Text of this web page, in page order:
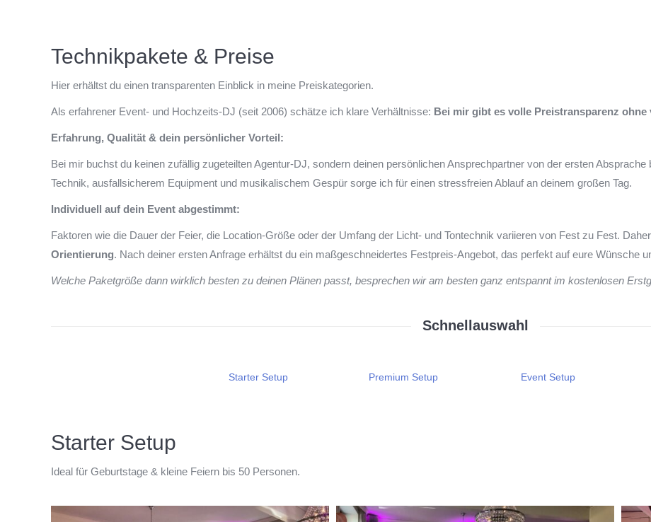
Technikpakete & Preise
Hier erhältst du einen transparenten Einblick in meine Preiskategorien.
Als erfahrener Event- und Hochzeits-DJ (seit 2006) schätze ich klare Verhältnisse: Bei mir gibt es volle Preistransparenz ohne
Erfahrung, Qualität & dein persönlicher Vorteil:
Bei mir buchst du keinen zufällig zugeteilten Agentur-DJ, sondern deinen persönlichen Ansprechpartner von der ersten
Technik, ausfallsicherem Equipment und musikalischem Gespür sorge ich für einen stressfreien Ablauf an deinem großen Tag.
Individuell auf dein Event abgestimmt:
Faktoren wie die Dauer der Feier, die Location-Größe oder der Umfang der Licht- und Tontechnik variieren von Fest zu Fest.
Orientierung. Nach deiner ersten Anfrage erhältst du ein maßgeschneidertes Festpreis-Angebot, das perfekt auf eure Wünsche
Welche Paketgröße dann wirklich besten zu deinen Plänen passt, besprechen wir am besten ganz entspannt im kostenlosen
Schnellauswahl
Starter Setup Premium Setup Event Setup
Starter Setup
Ideal für Geburtstage & kleine Feiern bis 50 Personen.